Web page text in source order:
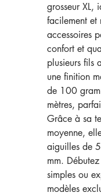
grosseur XL,
facilement et
accessoires
confort et
plusieurs fils
une finition
de 100
mètres,
Grâce à sa
moyenne,
aiguilles de
mm.
simples ou
modèles